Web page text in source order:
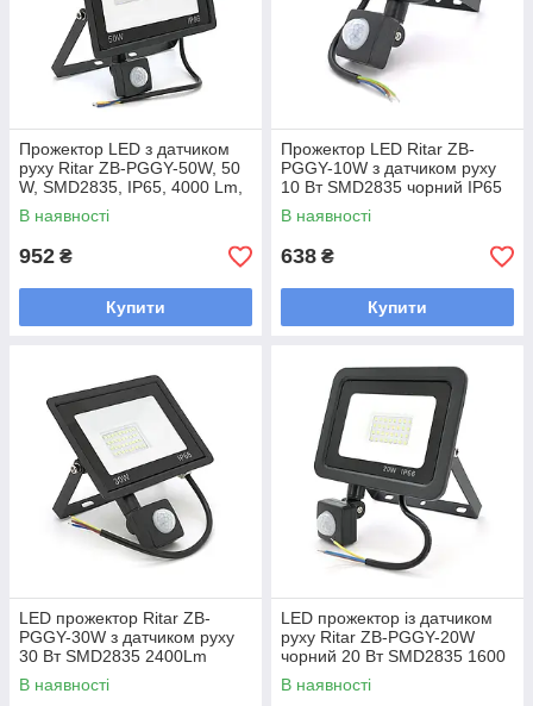
Прожектор LED з датчиком
руху Ritar ZB-PGGY-50W, 50
W, SMD2835, IP65, 4000 Lm,
6500 K (100%), Ra>70,
182*146*40 mm, Black
В наявності
952 ₴
Купити
Прожектор LED Ritar ZB-
PGGY-10W з датчиком руху
10 Вт SMD2835 чорний IP65
800 Лм 6500 K для
освітлення дворів під'їздів і
В наявності
638 ₴
Купити
LED прожектор Ritar ZB-
PGGY-30W з датчиком руху
30 Вт SMD2835 2400Lm
колірна температура 6500K
IP65 чорний алюмінієвий
В наявності
LED прожектор із датчиком
руху Ritar ZB-PGGY-20W
чорний 20 Вт SMD2835 1600
Лм 6500K IP65 113x106.5x40
мм для освітлення дворів
В наявності